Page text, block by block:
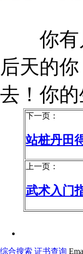
你有几
后天的
去！你
下一页：
站桩丹田
上一页：
武术入门
综合搜索 证书查询